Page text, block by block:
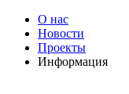
О нас
Новости
Проекты
Информация